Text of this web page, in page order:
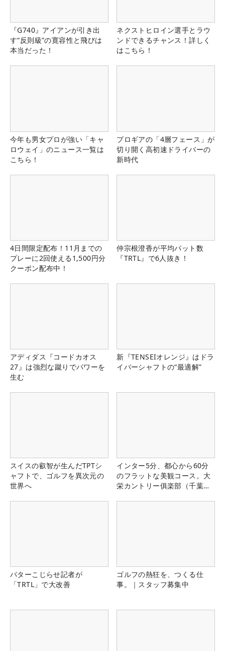
『G740』アイアンが引き出
す“反則級”の寛容性と飛びは
本当だった！
ネクストヒロイン選手とラウ
ンドできるチャンス！詳しく
はこちら！
今年も男女プロが強い「キャ
ロウェイ」のニュース一覧は
こちら！
プロギアの「4層フェース」が
切り開く高初速ドライバーの
新時代
4日間限定配布！11月までの
プレーに2回使える1,500円分
クーポン配布中！
仲宗根澄香が平均パット数
『TRTL』で6人抜き！
アディダス『コードカオス
27』は強烈な蹴りでパワーを
生む
新『TENSEIオレンジ』はドラ
イバーシャフトの“最適解”
スイスの叡智が生んだTPTシ
ャフトで、ゴルフを異次元の
世界へ
インター5分、都心から60分
のフラットな美観コース。大
栄カントリー俱楽部（千葉
パターこじらせ記者が
「TRTL」で大改善
ゴルフの熱狂を、つくる仕
事。｜スタッフ募集中